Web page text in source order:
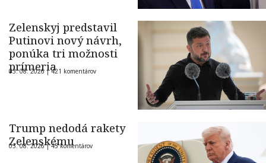
Zelenskyj predstavil
Putinovi nový návrh,
ponúka tri možnosti
prímeria
03. 08. 2026 |421 komentárov
Trump nedodá rakety
Zelenskému
03. 08. 2026 |45 komentárov